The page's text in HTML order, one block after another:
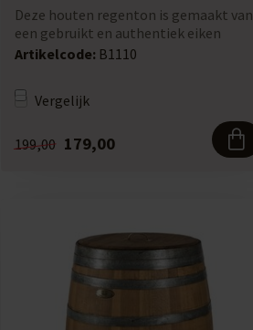
Deze houten regenton is gemaakt van
een gebruikt en authentiek eiken
wijnvat. De...
Artikelcode: B1110
Vergelijk
199,00 179,00